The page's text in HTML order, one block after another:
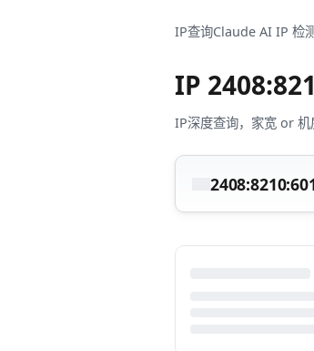
IP查询Claude AI IP 检
IP
IP深度查询，家宽 or 机